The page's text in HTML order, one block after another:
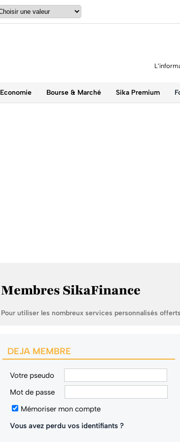
Economie Bourse & Marché Sika Premium
Membres SikaFinance
Pour utiliser les nombreux services personnalisés
DEJA MEMBRE
Votre pseudo
Mot de passe
Mémoriser mon compte
Vous avez perdu vos identifiants ?